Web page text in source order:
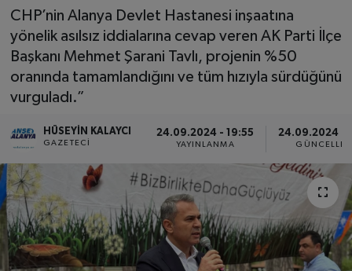
CHP’nin Alanya Devlet Hastanesi inşaatına
yönelik asılsız iddialarına cevap veren AK Parti İlçe
Başkanı Mehmet Şarani Tavlı, projenin %50
oranında tamamlandığını ve tüm hızıyla sürdüğünü
vurguladı.”
HÜSEYIN KALAYCI
GAZETECI
24.09.2024 - 19:55
YAYINLANMA
24.09.2024 -